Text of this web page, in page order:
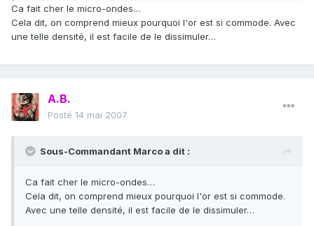
Ca fait cher le micro-ondes…
Cela dit, on comprend mieux pourquoi l'or est si commode. Avec
une telle densité, il est facile de le dissimuler…
A.B.
Posté 14 mai 2007
Sous-Commandant Marco a dit :
Ca fait cher le micro-ondes…
Cela dit, on comprend mieux pourquoi l'or est si commode.
Avec une telle densité, il est facile de le dissimuler…